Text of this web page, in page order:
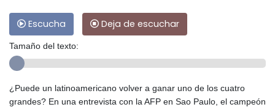
Escucha Deja de escuchar
Tamaño del texto:
¿Puede un latinoamericano volver a ganar uno de los cuatro
grandes? En una entrevista con la AFP en Sao Paulo, el campeón